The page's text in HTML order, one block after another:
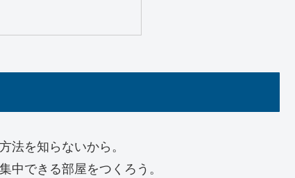
法を知らないから。
できる部屋をつくろう。